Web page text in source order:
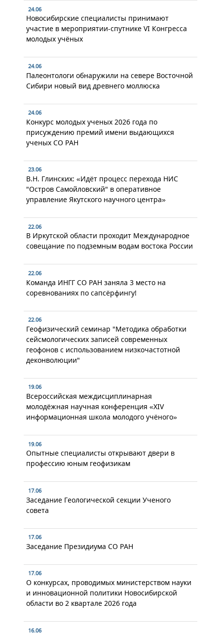
24.06
Новосибирские специалисты принимают
участие в мероприятии-спутнике VI Конгресса
молодых учёных
24.06
Палеонтологи обнаружили на севере Восточной
Сибири новый вид древнего моллюска
24.06
Конкурс молодых ученых 2026 года по
присуждению премий имени выдающихся
ученых СО РАН
23.06
В.Н. Глинских: «Идёт процесс перехода НИС
"Остров Самойловский" в оперативное
управление Якутского научного центра»
22.06
В Иркутской области проходит Международное
совещание по подземным водам востока России
22.06
Команда ИНГГ СО РАН заняла 3 место на
соревнованиях по сапсёрфингу!
22.06
Геофизический семинар "Методика обработки
сейсмологических записей современных
геофонов с использованием низкочастотной
деконволюции"
19.06
Всероссийская междисциплинарная
молодёжная научная конференция «XIV
информационная школа молодого учёного»
19.06
Опытные специалисты открывают двери в
профессию юным геофизикам
17.06
Заседание Геологической секции Ученого
совета
17.06
Заседание Президиума СО РАН
17.06
О конкурсах, проводимых министерством науки
и инновационной политики Новосибирской
области во 2 квартале 2026 года
16.06